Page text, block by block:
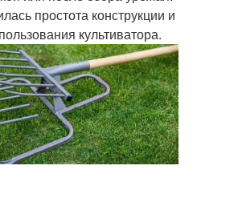
простота конструкции и
культиватора.